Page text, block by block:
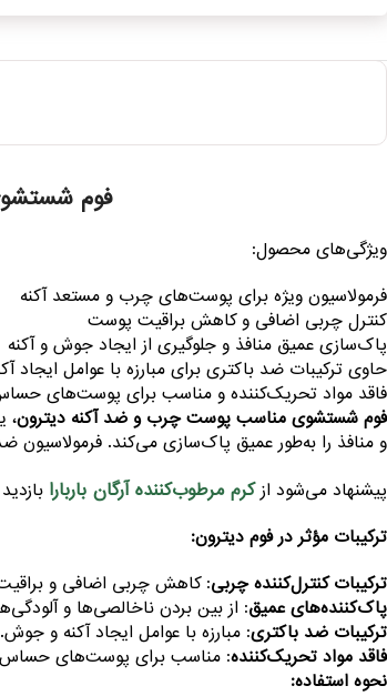
فوم
ویژگی‌های محصول:
فرمولاسیون ویژه برای پوست‌های چرب و مستعد آکنه
کنترل چربی اضافی و کاهش براقیت پوست
پاک‌سازی عمیق منافذ و جلوگیری از ایجاد جوش و آکنه
حاوی ترکیبات ضد باکتری برای مبارزه با عوامل ایجاد
فاقد مواد تحریک‌کننده و مناسب برای پوست‌های
فوم شستشوی مناسب پوست چرب و ضد آکنه دیترون،
و منافذ را به‌طور عمیق پاک‌سازی می‌کند. فرمولاسیون
پیشنهاد می‌شود ازکرم مرطوب‌کننده آرگان باربارا
ترکیبات مؤثر در فوم دیترون:
ترکیبات کنترل‌کننده چربی: کاهش چربی اضافی و
پاک‌کننده‌های عمیق: از بین بردن ناخالصی‌ها و
ترکیبات ضد باکتری: مبارزه با عوامل ایجاد آکنه و جوش.
فاقد مواد تحریک‌کننده: مناسب برای پوست‌های حساس
نحوه استفاده: